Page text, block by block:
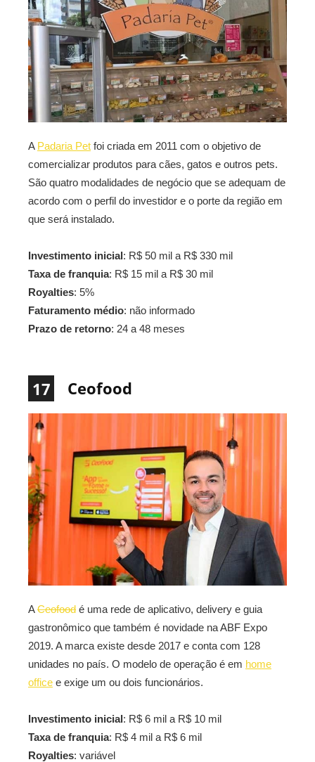
A Padaria Pet foi criada em 2011 com o objetivo de
comercializar produtos para cães, gatos e outros pets.
São quatro modalidades de negócio que se adequam de
acordo com o perfil do investidor e o porte da região em
que será instalado.
Investimento inicial: R$ 50 mil a R$ 330 mil
Taxa de franquia: R$ 15 mil a R$ 30 mil
Royalties: 5%
Faturamento médio: não informado
Prazo de retorno: 24 a 48 meses
17 Ceofood
ACeofood é uma rede de aplicativo, delivery e guia
gastronômico que também é novidade na ABF Expo
2019. A marca existe desde 2017 e conta com 128
unidades no país. O modelo de operação é em home
office e exige um ou dois funcionários.
Investimento inicial: R$ 6 mil a R$ 10 mil
Taxa de franquia: R$ 4 mil a R$ 6 mil
Royalties: variável